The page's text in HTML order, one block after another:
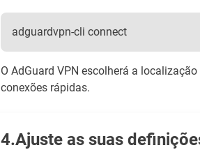
adguardvpn-cli connect
O AdGuard VPN escolherá a
conexões rápidas.
Ajuste as suas